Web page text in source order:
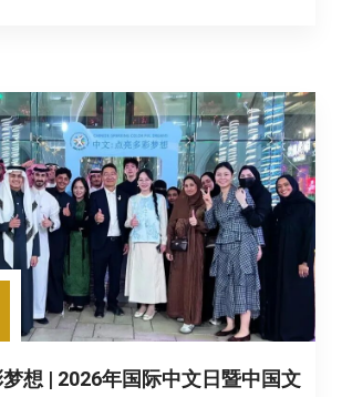
想 | 2026年国际中文日暨中国文